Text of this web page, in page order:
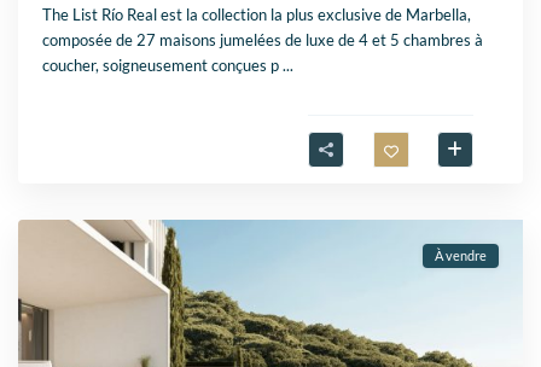
The List Río Real est la collection la plus exclusive de Marbella,
composée de 27 maisons jumelées de luxe de 4 et 5 chambres à
coucher, soigneusement conçues p...
À vendre